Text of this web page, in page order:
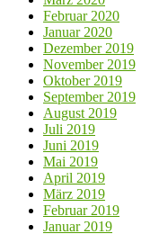
Februar 2020
Januar 2020
Dezember 2019
November 2019
Oktober 2019
September 2019
August 2019
Juli 2019
Juni 2019
Mai 2019
April 2019
März 2019
Februar 2019
Januar 2019